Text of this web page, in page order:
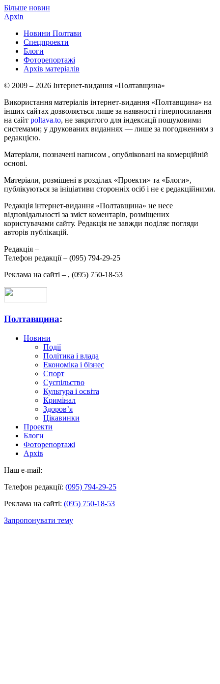
Більше новин
Архів
Новини Полтави
Спецпроекти
Блоги
Фоторепортажі
Архів матеріалів
© 2009 – 2026 Інтернет-видання «Полтавщина»
Використання матеріалів інтернет-видання «Полтавщина» на
інших сайтах дозволяється лише за наявності гіперпосилання
на сайт poltava.to, не закритого для індексації пошуковими
системами; у друкованих виданнях — лише за погодженням з
редакцією.
Матеріали, позначені написом , опубліковані на комерційній
основі.
Матеріали, розміщені в розділах «Проекти» та «Блоги»,
публікуються за ініціативи сторонніх осіб і не є редакційними.
Редакція інтернет-видання «Полтавщина» не несе
відповідальності за зміст коментарів, розміщених
користувачами сайту. Редакція не завжди поділяє погляди
авторів публікацій.
Редакція –
Телефон редакції – (095) 794-29-25
Реклама на сайті – , (095) 750-18-53
Полтавщина:
Новини
Події
Політика і влада
Економіка і бізнес
Спорт
Суспільство
Культура і освіта
Кримінал
Здоров’я
Цікавинки
Проекти
Блоги
Фоторепортажі
Архів
Наш e-mail:
Телефон редакції: (095) 794-29-25
Реклама на сайті: (095) 750-18-53
Запропонувати тему